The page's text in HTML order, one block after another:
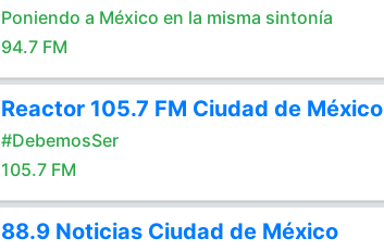
Poniendo a México en la misma sintonía
94.7 FM
Reactor 105.7 FM Ciudad de México
#DebemosSer
105.7 FM
88.9 Noticias Ciudad de México